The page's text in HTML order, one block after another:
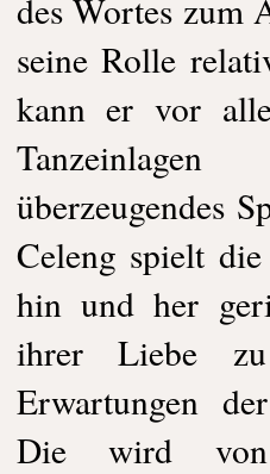
des Wortes zum
seine Rolle
kann er vor
überzeugendes
Celeng spielt
hin und her
ihrer Liebe
Erwartungen
Die wird